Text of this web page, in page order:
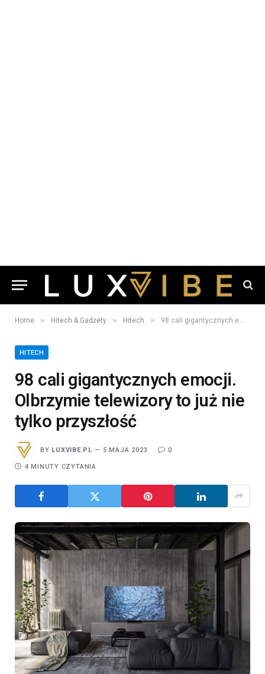
Home » Hitech & Gadżety » Hitech » 98 cali gigantycznych emocji. Olbrzymie telewizory to już nie tylko przyszłość
HITECH
98 cali gigantycznych emocji.
Olbrzymie telewizory to już nie
tylko przyszłość
BY LUXVIBE.PL 5 MAJA 2023 0
4 MINUTY CZYTANIA